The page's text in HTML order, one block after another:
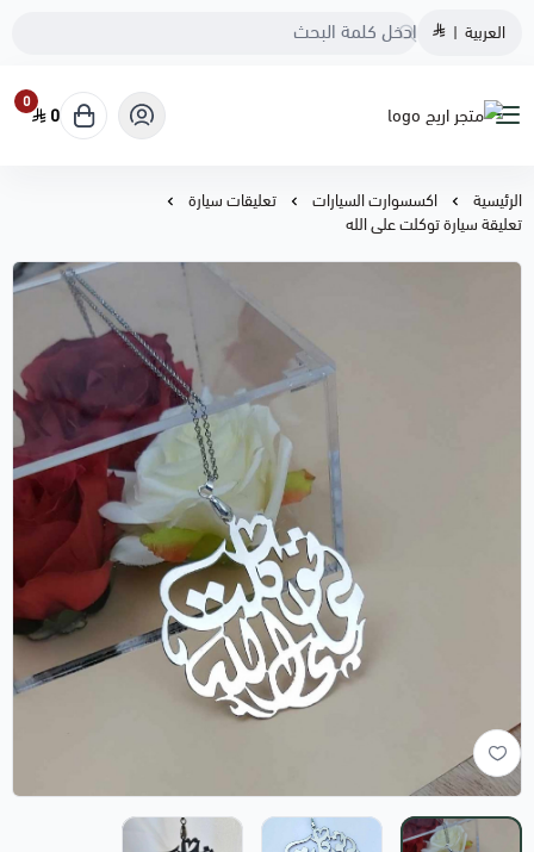
العربية |
متجر اريج
0
0
الرئيسية اكسسوارت السيارات
تعليقات سيارة
تعليقة سيارة توكلت على الله